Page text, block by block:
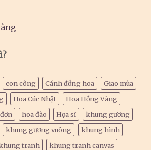
con công Cánh đồng hoa
Giao mùa
Hoa Cúc Nhật
Hoa Hồng Vàng
hoa đào Họa sĩ
khung gương
khung gương vuông
khung hình
tranh
khung tranh canvas